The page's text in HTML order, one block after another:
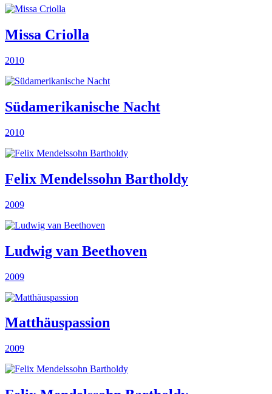
Missa Criolla
2010
Südamerikanische Nacht
2010
Felix Mendelssohn Bartholdy
2009
Ludwig van Beethoven
2009
Matthäuspassion
2009